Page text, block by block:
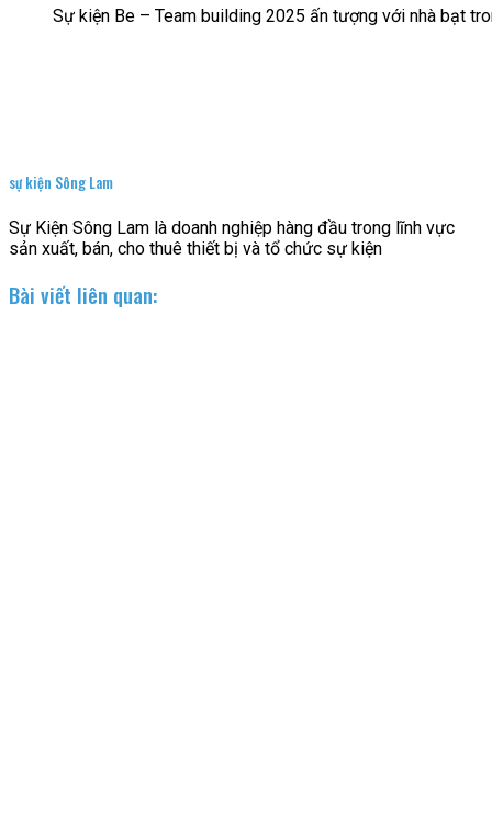
Sự kiện Be – Team building 2025 ấn tượng với nhà bạt
sự kiện Sông Lam
Sự Kiện Sông Lam là doanh nghiệp hàng đầu trong lĩnh vực
sản xuất, bán, cho thuê thiết bị và tổ chức sự kiện
Bài viết liên quan: